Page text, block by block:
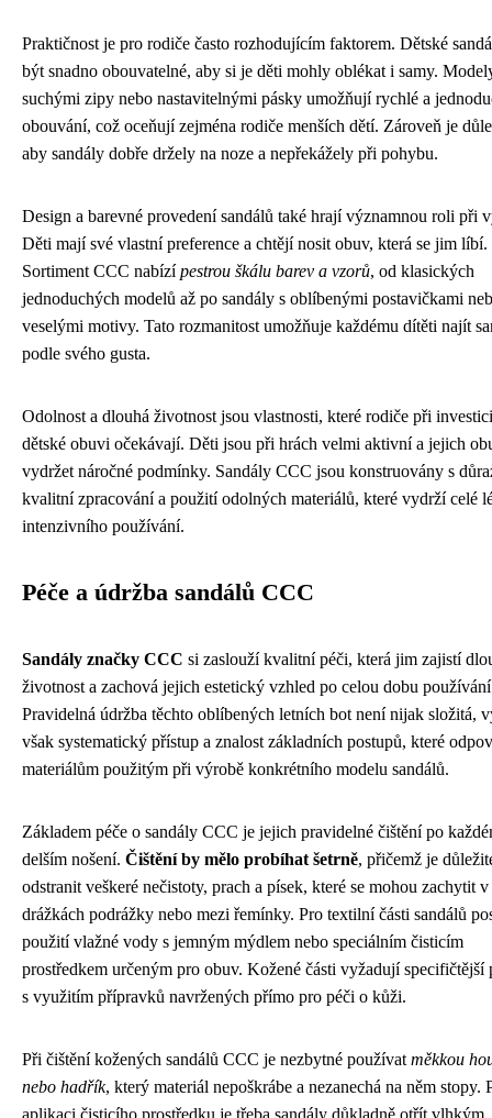
Praktičnost je pro rodiče často rozhodujícím faktorem. Dětské
být snadno obouvatelné, aby si je děti mohly oblékat i samy.
suchými zipy nebo nastavitelnými pásky umožňují rychlé a
obouvání, což oceňují zejména rodiče menších dětí. Zároveň je
aby sandály dobře držely na noze a nepřekážely při pohybu.
Design a barevné provedení sandálů také hrají významnou roli při
Děti mají své vlastní preference a chtějí nosit obuv, která se jim líbí.
Sortiment CCC nabízípestrou škálu barev a vzorů, od klasických
jednoduchých modelů až po sandály s oblíbenými postavičkami
veselými motivy. Tato rozmanitost umožňuje každému dítěti najít
podle svého gusta.
Odolnost a dlouhá životnost jsou vlastnosti, které rodiče při
dětské obuvi očekávají. Děti jsou při hrách velmi aktivní a jejich
vydržet náročné podmínky. Sandály CCC jsou konstruovány s
kvalitní zpracování a použití odolných materiálů, které vydrží celé
intenzivního používání.
Péče a údržba sandálů CCC
Sandály značky CCC si zaslouží kvalitní péči, která jim zajistí
životnost a zachová jejich estetický vzhled po celou dobu
Pravidelná údržba těchto oblíbených letních bot není nijak složitá,
však systematický přístup a znalost základních postupů, které
materiálům použitým při výrobě konkrétního modelu sandálů.
Základem péče o sandály CCC je jejich pravidelné čištění po
delším nošení. Čištění by mělo probíhat šetrně, přičemž je
odstranit veškeré nečistoty, prach a písek, které se mohou zachytit v
drážkách podrážky nebo mezi řemínky. Pro textilní části sandálů
použití vlažné vody s jemným mýdlem nebo speciálním čisticím
prostředkem určeným pro obuv. Kožené části vyžadují specifičtější
s využitím přípravků navržených přímo pro péči o kůži.
Při čištění kožených sandálů CCC je nezbytné používat měkkou
nebo hadřík, který materiál nepoškrábe a nezanechá na něm stopy.
aplikaci čisticího prostředku je třeba sandály důkladně otřít vlhkým